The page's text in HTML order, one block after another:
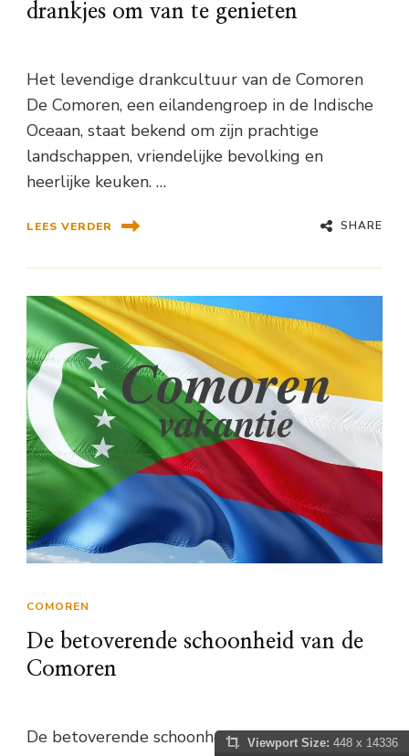
drankjes om van te genieten
Het levendige drankcultuur van de Comoren
De Comoren, een eilandengroep in de Indische
Oceaan, staat bekend om zijn prachtige
landschappen, vriendelijke bevolking en
heerlijke keuken. …
LEES VERDER SHARE
COMOREN
De betoverende schoonheid van de
Comoren
De betoverende schoonheid van de Comoren
Viewport Size: 448 x 14336